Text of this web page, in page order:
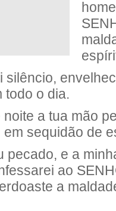
silêncio,
todo o dia.
a tua mão
sequidão de
pecado, e a
ao
a